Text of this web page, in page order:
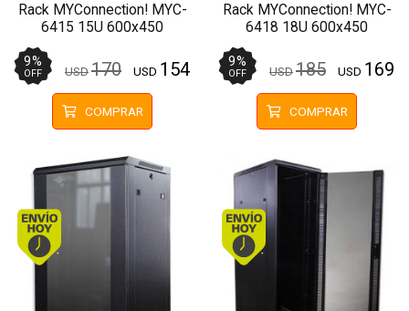
Rack MYConnection! MYC-
6415 15U 600x450
9%
OFF USD170 USD 154
COMPRAR
Rack MYConnection! MYC-
6418 18U 600x450
9%
OFF USD185 USD 169
COMPRAR
Envío hoy. Comprando antes de 13Hs. Envío hoy.